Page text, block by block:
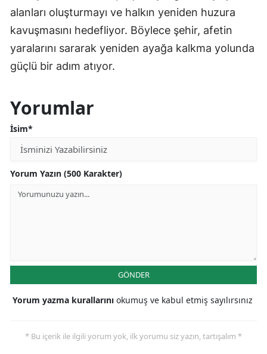
alanları oluşturmayı ve halkın yeniden huzura
kavuşmasını hedefliyor. Böylece şehir, afetin
yaralarını sararak yeniden ayağa kalkma yolunda
güçlü bir adım atıyor.
Yorumlar
İsim*
Yorum Yazın (500 Karakter)
GÖNDER
Yorum yazma kurallarını okumuş ve kabul etmiş sayılırsınız
* Bu içerik ile ilgili yorum yok, ilk yorumu siz yazın, tartışalım *